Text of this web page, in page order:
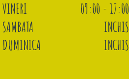
VINERI
09:00 - 17:00
SAMBATA
INCHIS
DUMINICA
INCHIS